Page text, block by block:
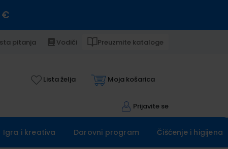
€
pitanja Vodiči Preuzmite kataloge
Lista želja Moja košarica
Prijavite se
Igra i kreativa Darovni program Čišćenje i higijena